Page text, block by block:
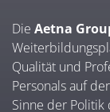
Die Aetna
Qualität und
Personals auf
Sinne der Politik